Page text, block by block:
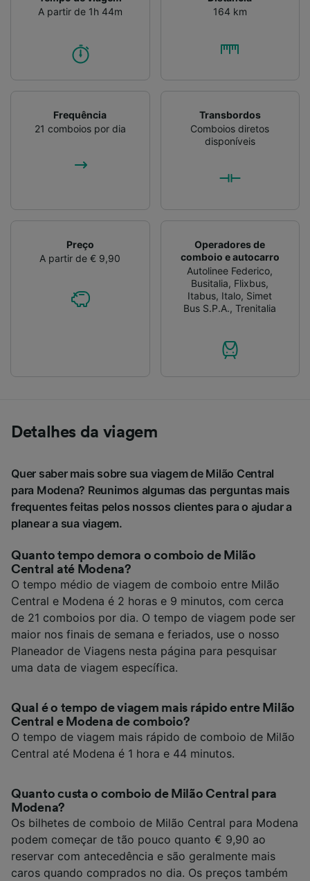
A partir de 1h 44m
164 km
Frequência
21 comboios por dia
Transbordos
Comboios diretos
disponíveis
Preço
A partir de € 9,90
Operadores de
comboio e autocarro
Autolinee Federico,
Busitalia, Flixbus,
Itabus, Italo, Simet
Bus S.P.A.,Trenitalia
Detalhes da viagem
Quer saber mais sobre sua viagem de Milão Central
para Modena? Reunimos algumas das perguntas mais
frequentes feitas pelos nossos clientes para o ajudar a
planear a sua viagem.
Quanto tempo demora o comboio de Milão
Central até Modena?
O tempo médio de viagem de comboio entre Milão
Central e Modena é 2 horas e 9 minutos, com cerca
de 21 comboios por dia. O tempo de viagem pode ser
maior nos finais de semana e feriados, use o nosso
Planeador de Viagens nesta página para pesquisar
uma data de viagem específica.
Qual é o tempo de viagem mais rápido entre Milão
Central e Modena de comboio?
O tempo de viagem mais rápido de comboio de Milão
Central até Modena é 1 hora e 44 minutos.
Quanto custa o comboio de Milão Central para
Modena?
Os bilhetes de comboio de Milão Central para Modena
podem começar de tão pouco quanto € 9,90 ao
reservar com antecedência e são geralmente mais
caros quando comprados no dia. Os preços também